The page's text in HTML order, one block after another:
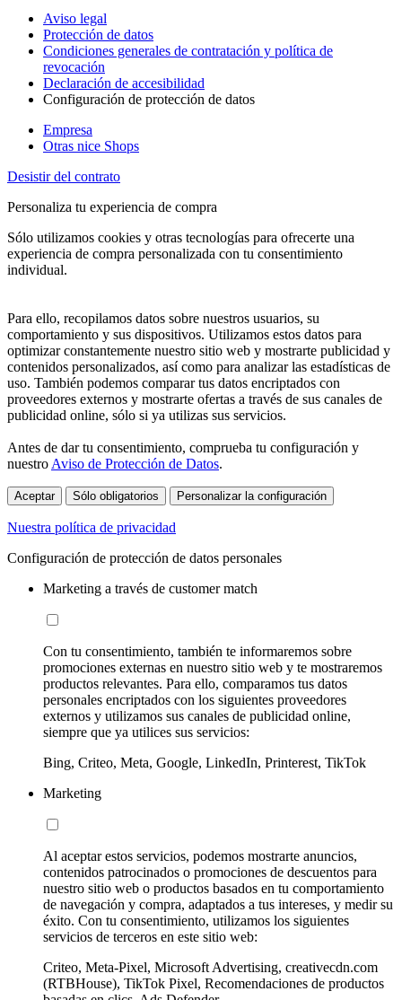
Aviso legal
Protección de datos
Condiciones generales de contratación y política de
revocación
Declaración de accesibilidad
Configuración de protección de datos
Empresa
Otras nice Shops
Desistir del contrato
Personaliza tu experiencia de compra
Sólo utilizamos cookies y otras tecnologías para ofrecerte una
experiencia de compra personalizada con tu consentimiento
individual.
Para ello, recopilamos datos sobre nuestros usuarios, su
comportamiento y sus dispositivos. Utilizamos estos datos para
optimizar constantemente nuestro sitio web y mostrarte publicidad y
contenidos personalizados, así como para analizar las estadísticas de
uso. También podemos comparar tus datos encriptados con
proveedores externos y mostrarte ofertas a través de sus canales de
publicidad online, sólo si ya utilizas sus servicios.
Antes de dar tu consentimiento, comprueba tu configuración y
nuestro Aviso de Protección de Datos.
Aceptar Sólo obligatorios Personalizar la configuración
Nuestra política de privacidad
Configuración de protección de datos personales
Marketing a través de customer match
Con tu consentimiento, también te informaremos sobre
promociones externas en nuestro sitio web y te mostraremos
productos relevantes. Para ello, comparamos tus datos
personales encriptados con los siguientes proveedores
externos y utilizamos sus canales de publicidad online,
siempre que ya utilices sus servicios:
Bing, Criteo, Meta, Google, LinkedIn, Printerest, TikTok
Marketing
Al aceptar estos servicios, podemos mostrarte anuncios,
contenidos patrocinados o promociones de descuentos para
nuestro sitio web o productos basados en tu comportamiento
de navegación y compra, adaptados a tus intereses, y medir su
éxito. Con tu consentimiento, utilizamos los siguientes
servicios de terceros en este sitio web:
Criteo, Meta-Pixel, Microsoft Advertising, creativecdn.com
(RTBHouse), TikTok Pixel, Recomendaciones de productos